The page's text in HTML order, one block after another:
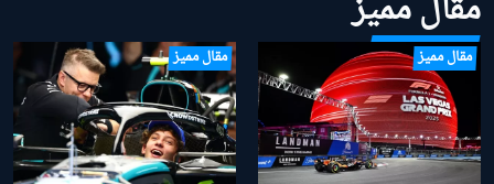
مقال مميز مقال مميز